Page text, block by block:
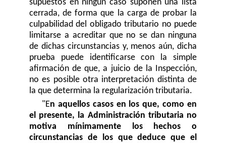
supuestos en ningún caso suponen una lista
cerrada, de forma que la carga de probar la
culpabilidad del obligado tributario no puede
limitarse a acreditar que no se dan ninguna
de dichas circunstancias y, menos aún, dicha
prueba puede identificarse con la simple
afirmación de que, a juicio de la Inspección,
no es posible otra interpretación distinta de
la que determina la regularización tributaria.
"En aquellos casos en los que, como en
el presente, la Administración tributaria no
motiva mínimamente los hechos o
circunstancias de los que deduce que el